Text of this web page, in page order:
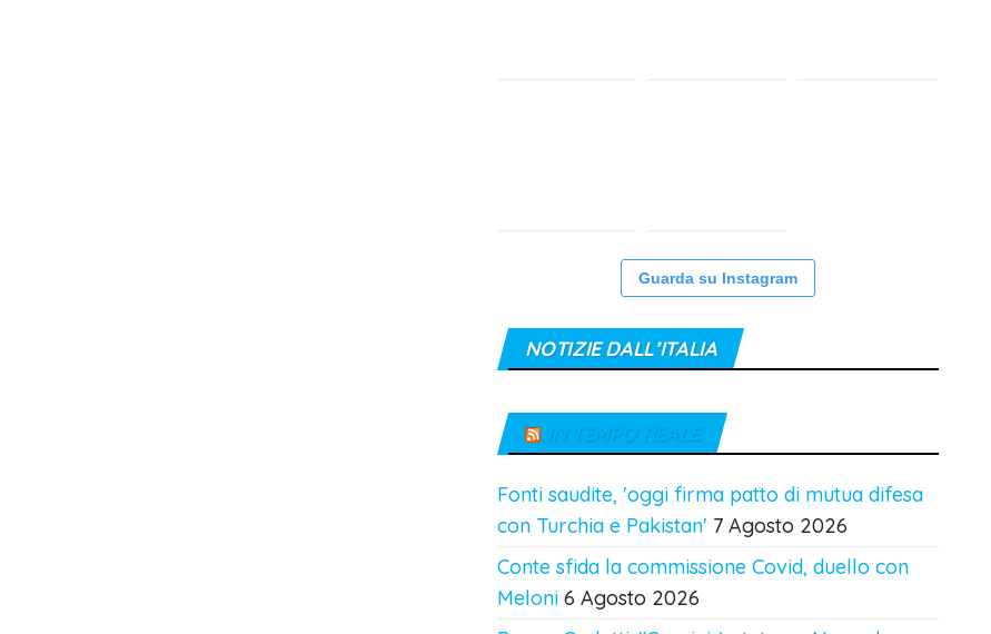
Guarda su Instagram
NOTIZIE DALL’ITALIA
IN TEMPO REALE
Fonti saudite, 'oggi firma patto di mutua difesa
con Turchia e Pakistan' 7 Agosto 2026
Conte sfida la commissione Covid, duello con
Meloni 6 Agosto 2026